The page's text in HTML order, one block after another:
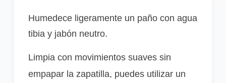
Humedece ligeramente un paño con agua
tibia y jabón neutro.
Limpia con movimientos suaves sin
empapar la zapatilla, puedes utilizar un